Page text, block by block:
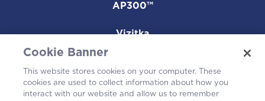
AP300™
Vizitka
Smo del skupnosti
Cookie Banner
This website stores cookies on your computer. These
cookies are used to collect information about how you
interact with our website and allow us to remember